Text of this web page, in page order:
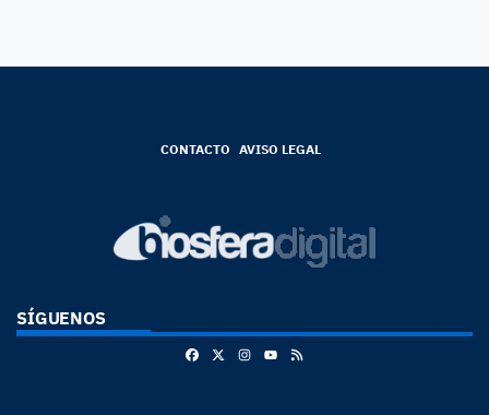
CONTACTO AVISO LEGAL
SÍGUENOS
FacebookInstagram